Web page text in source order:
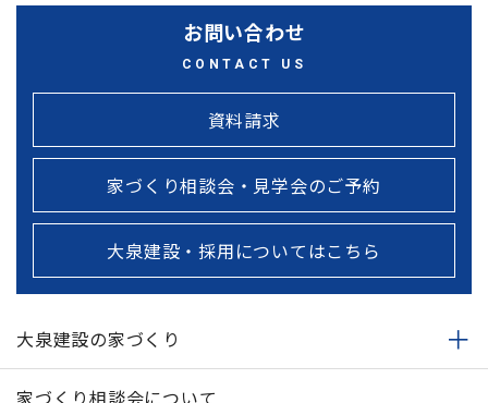
お問い合わせ
CONTACT US
資料請求
家づくり相談会・見学会のご予約
大泉建設・採用についてはこちら
大泉建設の家づくり